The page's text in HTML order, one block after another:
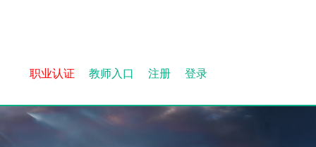
登录
注册
教师入口
职业认证